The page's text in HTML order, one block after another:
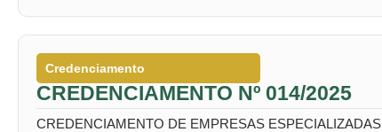
Credenciamento
CREDENCIAMENTO Nº 014/2025
CREDENCIAMENTO DE EMPRESAS